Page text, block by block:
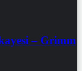
– Grimm